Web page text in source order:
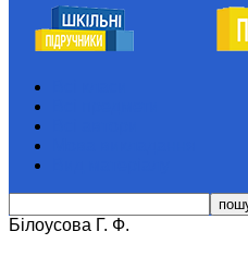
Білоусова Г. Ф.